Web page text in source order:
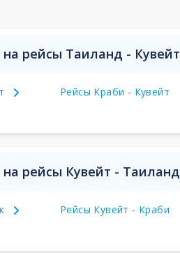
рейсы Таиланд - Кувейт
Рейсы Краби - Кувейт
рейсы Кувейт - Таиланд
Рейсы Кувейт - Краби